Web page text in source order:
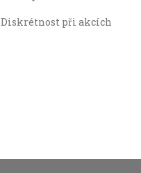
Diskrétnost při akcích